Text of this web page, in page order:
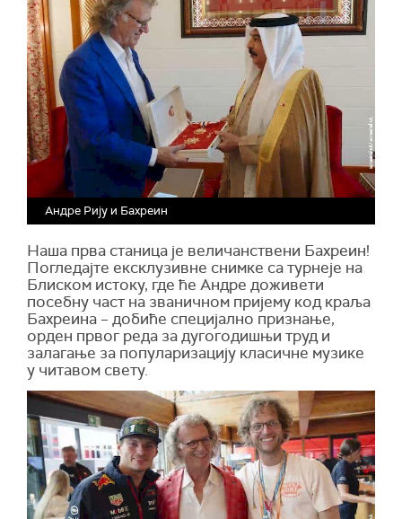
Андре Рију и Бахреин
Наша прва станица је величанствени Бахреин!
Погледајте ексклузивне снимке са турнеје на
Блиском истоку, где ће Андре доживети
посебну част на званичном пријему код краља
Бахреина – добиће специјално признање,
орден првог реда за дугогодишњи труд и
залагање за популаризацију класичне музике
у читавом свету.